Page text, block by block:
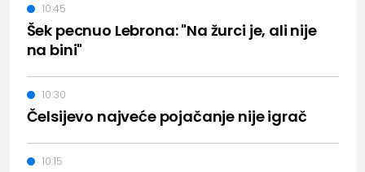
Šek pecnuo Lebrona: "Na žurci je, ali nije
na bini"
10:45
Čelsijevo najveće pojačanje nije igrač
10:30
10:15